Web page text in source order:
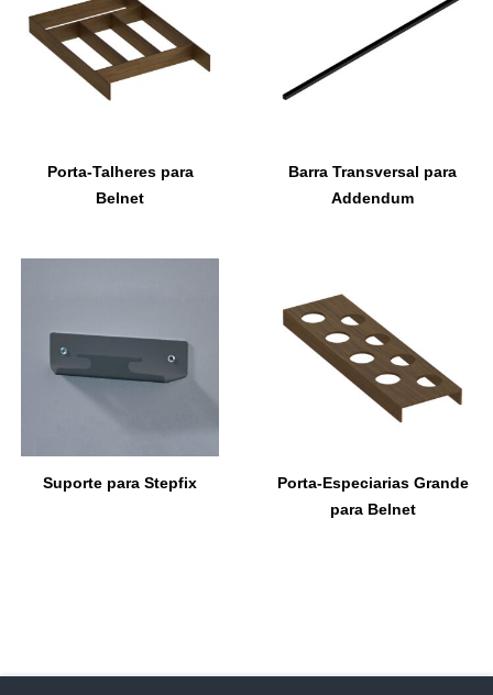
Porta-Talheres para
Belnet
Barra Transversal para
Addendum
Suporte para Stepfix
Porta-Especiarias Grande
para Belnet